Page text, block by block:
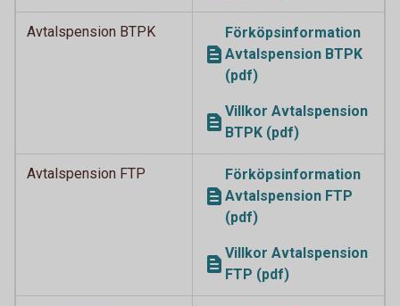
Avtalspension BTPK
Förköpsinformation
Avtalspension BTPK
(pdf)
Villkor Avtalspension
BTPK (pdf)
Avtalspension FTP
Förköpsinformation
Avtalspension FTP
(pdf)
Villkor Avtalspension
FTP (pdf)